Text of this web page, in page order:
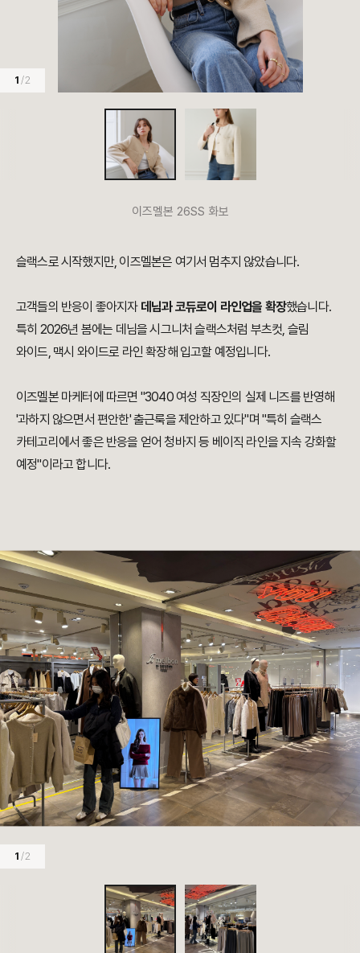
1 / 2
이즈멜본 26SS 화보
슬랙스로 시작했지만, 이즈멜본은 여기서 멈추지 않았습니다.
고객들의 반응이 좋아지자 데님과 코듀로이 라인업을 확장했습니다.
특히 2026년 봄에는 데님을 시그니처 슬랙스처럼 부츠컷, 슬림
와이드, 맥시 와이드로 라인 확장해 입고할 예정입니다.
이즈멜본 마케터에 따르면 "3040 여성 직장인의 실제 니즈를 반영해
'과하지 않으면서 편안한' 출근룩을 제안하고 있다"며 "특히 슬랙스
카테고리에서 좋은 반응을 얻어 청바지 등 베이직 라인을 지속 강화할
예정"이라고 합니다.
1 / 2